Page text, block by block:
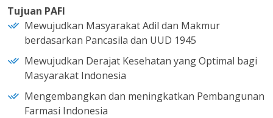
Tujuan PAFI
Mewujudkan Masyarakat Adil dan Makmur
berdasarkan Pancasila dan UUD 1945
Mewujudkan Derajat Kesehatan yang Optimal bagi
Masyarakat Indonesia
Mengembangkan dan meningkatkan Pembangunan
Farmasi Indonesia